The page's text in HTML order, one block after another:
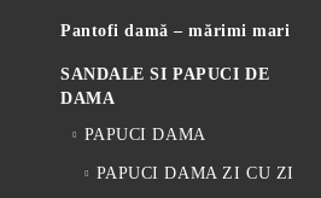
Pantofi damă – mărimi mari
SANDALE SI PAPUCI DE
DAMA
PAPUCI DAMA
PAPUCI DAMA ZI CU ZI